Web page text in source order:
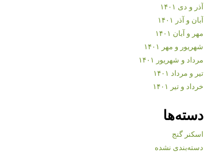
آذر و دی ۱۴۰۱
آبان و آذر ۱۴۰۱
مهر و آبان ۱۴۰۱
شهریور و مهر ۱۴۰۱
مرداد و شهریور ۱۴۰۱
تیر و مرداد ۱۴۰۱
خرداد و تیر ۱۴۰۱
دسته‌ها
اسکنر گنج
دسته‌بندی نشده